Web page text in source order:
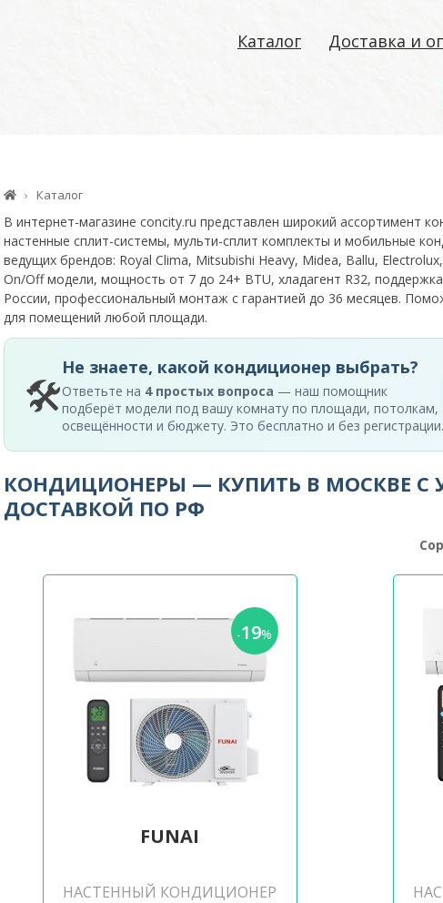
Каталог Доставка и
Каталог
В интернет-магазине concity.ru представлен широкий ассортимент
настенные сплит-системы, мульти-сплит комплекты и мобильные
ведущих брендов: Royal Clima, Mitsubishi Heavy, Midea, Ballu,
On/Off модели, мощность от 7 до 24+ BTU, хладагент R32,
России, профессиональный монтаж с гарантией до 36 месяцев.
для помещений любой площади.
🛠
Не знаете, какой кондиционер выбрать?
Ответьте на 4 простых вопроса — наш помощник
подберёт модели под вашу комнату по площади, потолкам,
освещённости и бюджету. Это бесплатно и без регистрации.
КОНДИЦИОНЕРЫ — КУПИТЬ В МОСКВЕ С
ДОСТАВКОЙ ПО РФ
-19%
FUNAI
НАСТЕННЫЙ КОНДИЦИОНЕР